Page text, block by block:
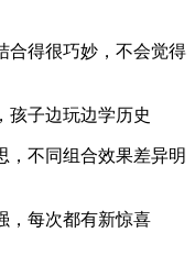
合得很巧妙，不会觉得
孩子边玩边学历史
，不同组合效果差异明
，每次都有新惊喜